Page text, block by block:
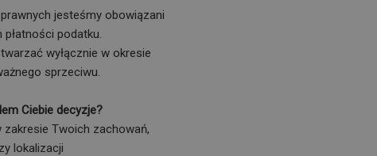
jesteśmy obowiązani
podatku.
wyłącznie w okresie
sprzeciwu.
Ciebie decyzje?
Twoich zachowań,
lokalizacji